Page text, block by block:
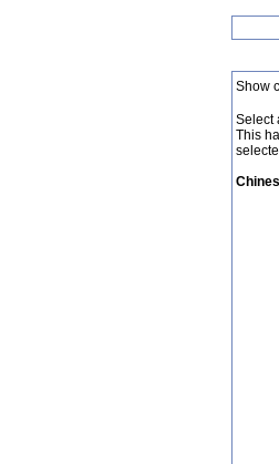
Show
Select
This